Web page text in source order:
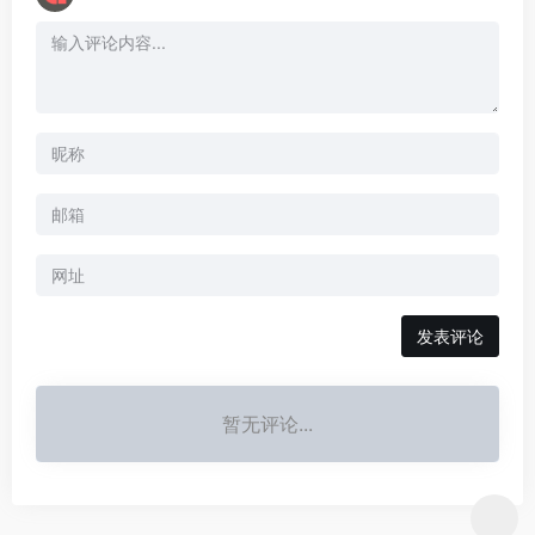
暂无评论...